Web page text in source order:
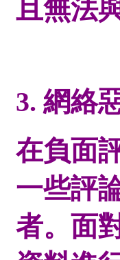
且無法
3. 網絡
在負面
一些評
者。面